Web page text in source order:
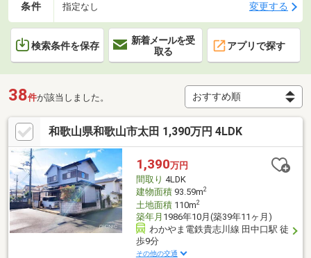
条件 指定なし 変更する
検索条件を保存
新着メールを受
取る
アプリで探す
38件が該当しました。
和歌山県和歌山市太田 1,390万円 4LDK
1,390万円
間取り 4LDK
建物面積93.59m2
土地面積110m2
築年月 1986年10月(築39年11ヶ月)
わかやま電鉄貴志川線 田中口駅 徒
歩9分
その他の交通